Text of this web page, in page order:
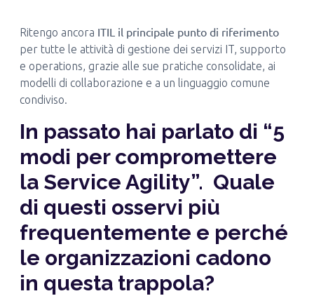
Ritengo ancora ITIL il principale punto di riferimento
per tutte le attività di gestione dei servizi IT, supporto
e operations, grazie alle sue pratiche consolidate, ai
modelli di collaborazione e a un linguaggio comune
condiviso.
In passato hai parlato di “5
modi per compromettere
la Service Agility”. Quale
di questi osservi più
frequentemente e perché
le organizzazioni cadono
in questa trappola?